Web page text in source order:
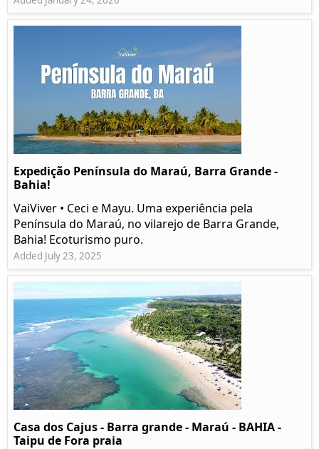
Expedição Península do Maraú, Barra Grande -
Bahia!
VaiViver • Ceci e Mayu. Uma experiência pela
Península do Maraú, no vilarejo de Barra Grande,
Bahia! Ecoturismo puro.
Added July 23, 2025
Casa dos Cajus - Barra grande - Maraú - BAHIA -
Taipu de Fora praia